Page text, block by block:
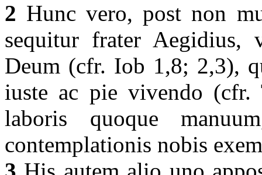
2 Hunc vero, post non
sequitur frater Aegidius,
Deum (cfr. Iob 1,8; 2,3),
iuste ac pie vivendo (cfr.
laboris quoque
contemplationis nobis